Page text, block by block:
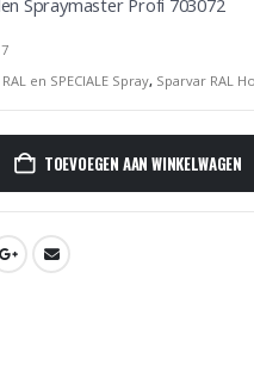
Spraymaster Profi 703072
en SPECIALE Spray, Sparvar RAL
TOEVOEGEN AAN WINKELWAGEN